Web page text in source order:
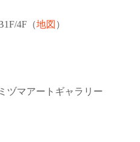
4F（地図 ）
ヅマアートギャラリー